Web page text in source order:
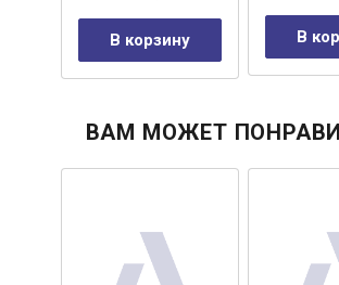
В корзину В
ВАМ МОЖЕТ